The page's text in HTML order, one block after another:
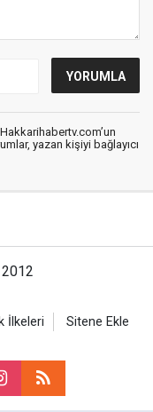
yazan kişiyi bağlayıcı
İlkeleri Sitene Ekle